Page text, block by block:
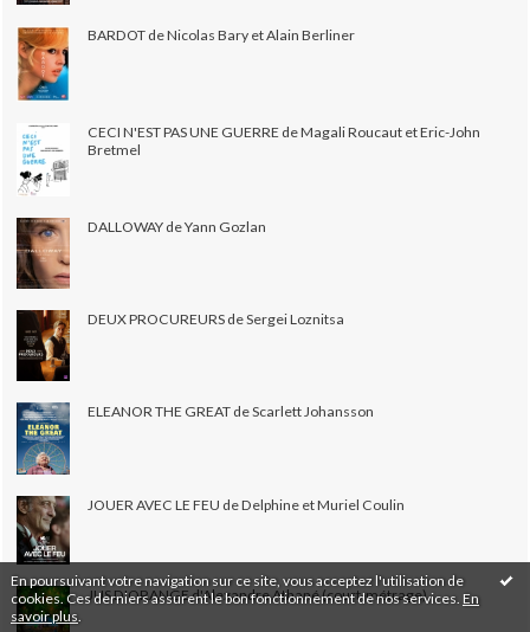
En poursuivant votre navigation sur ce site, vous acceptez l'utilisation de
cookies. Ces derniers assurent le bon fonctionnement de nos services. En
savoir plus
BARDOT de Nicolas Bary et Alain Berliner
CECI N'EST PAS UNE GUERRE de Magali Roucaut et Eric-John
Bretmel
DALLOWAY de Yann Gozlan
DEUX PROCUREURS de Sergei Loznitsa
ELEANOR THE GREAT de Scarlett Johansson
JOUER AVEC LE FEU de Delphine et Muriel Coulin
JUS D'ORANGE d'Alexandre Athané (court-métrage)